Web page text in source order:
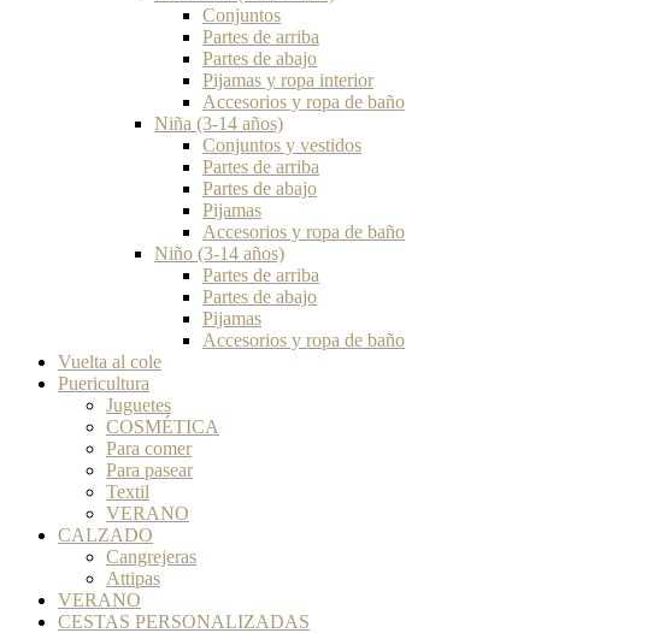
Conjuntos
Partes de arriba
Partes de abajo
Pijamas y ropa interior
Accesorios y ropa de baño
Niña (3-14 años)
Conjuntos y vestidos
Partes de arriba
Partes de abajo
Pijamas
Accesorios y ropa de baño
Niño (3-14 años)
Partes de arriba
Partes de abajo
Pijamas
Accesorios y ropa de baño
Vuelta al cole
Puericultura
Juguetes
COSMÉTICA
Para comer
Para pasear
Textil
VERANO
CALZADO
Cangrejeras
Attipas
VERANO
CESTAS PERSONALIZADAS